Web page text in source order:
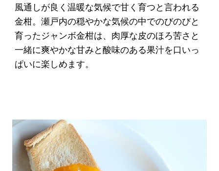
風通しが良く温暖な気候で甘く育つと言われる
金柑。瀬戸内の穏やかな気候の中でのびのびと
育ったジャンボ金柑は、肉厚な皮のほろ苦さと
一緒に爽やかな甘みと酸味のある果汁を口いっ
ぱいに楽しめます。